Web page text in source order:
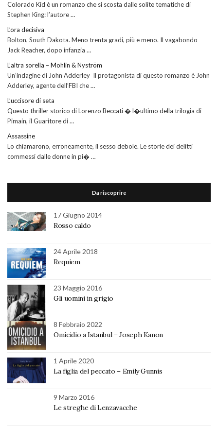
Colorado Kid è un romanzo che si scosta dalle solite tematiche di
Stephen King: l’autore …
L’ora decisiva
Bolton, South Dakota. Meno trenta gradi, più e meno. Il vagabondo
Jack Reacher, dopo infanzia …
L’altra sorella – Mohlin & Nyström
Un’indagine di John Adderley Il protagonista di questo romanzo è John
Adderley, agente dell’FBI che …
L’uccisore di seta
Questo thriller storico di Lorenzo Beccati � l�ultimo della trilogia di
Pimain, il Guaritore di …
Assassine
Lo chiamarono, erroneamente, il sesso debole. Le storie dei delitti
commessi dalle donne in pi� …
Da riscoprire
17 Giugno 2014
Rosso caldo
24 Aprile 2018
Requiem
23 Maggio 2016
Gli uomini in grigio
8 Febbraio 2022
Omicidio a Istanbul – Joseph Kanon
1 Aprile 2020
La figlia del peccato – Emily Gunnis
9 Marzo 2016
Le streghe di Lenzavacche